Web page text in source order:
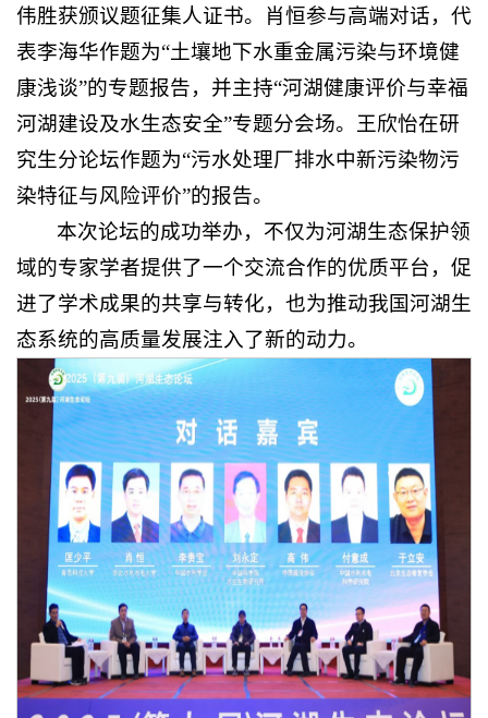
伟胜获颁议题征集人证书。肖恒参与高端对话，代
表李海华作题为“土壤地下水重金属污染与环境健
康浅谈”的专题报告，并主持“河湖健康评价与幸福
河湖建设及水生态安全”专题分会场。王欣怡在研
究生分论坛作题为“污水处理厂排水中新污染物污
染特征与风险评价”的报告。
本次论坛的成功举办，不仅为河湖生态保护领
域的专家学者提供了一个交流合作的优质平台，促
进了学术成果的共享与转化，也为推动我国河湖生
态系统的高质量发展注入了新的动力。